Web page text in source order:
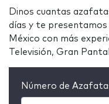
Dinos cuantas
días y te presentamos
México con más
Televisión, Gran
Número de